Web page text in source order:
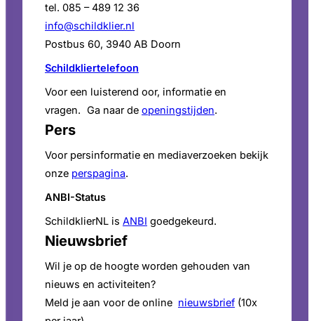
tel. 085 – 489 12 36
info@schildklier.nl
Postbus 60, 3940 AB Doorn
Schildkliertelefoon
Voor een luisterend oor, informatie en
vragen. Ga naar de openingstijden.
Pers
Voor persinformatie en mediaverzoeken bekijk
onze perspagina.
ANBI-Status
SchildklierNL is ANBI goedgekeurd.
Nieuwsbrief
Wil je op de hoogte worden gehouden van
nieuws en activiteiten?
Meld je aan voor de online nieuwsbrief (10x